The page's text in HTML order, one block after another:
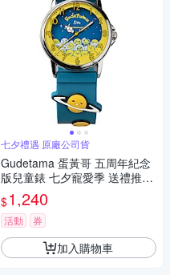
七夕禮遇 原廠公司貨
Gudetama 蛋黃哥 五周年紀念
版兒童錶 七夕寵愛季 送禮推
薦-32mm
$1,240
活動 券
加入購物車